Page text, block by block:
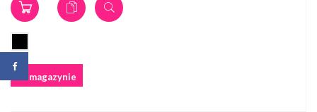
W magazynie